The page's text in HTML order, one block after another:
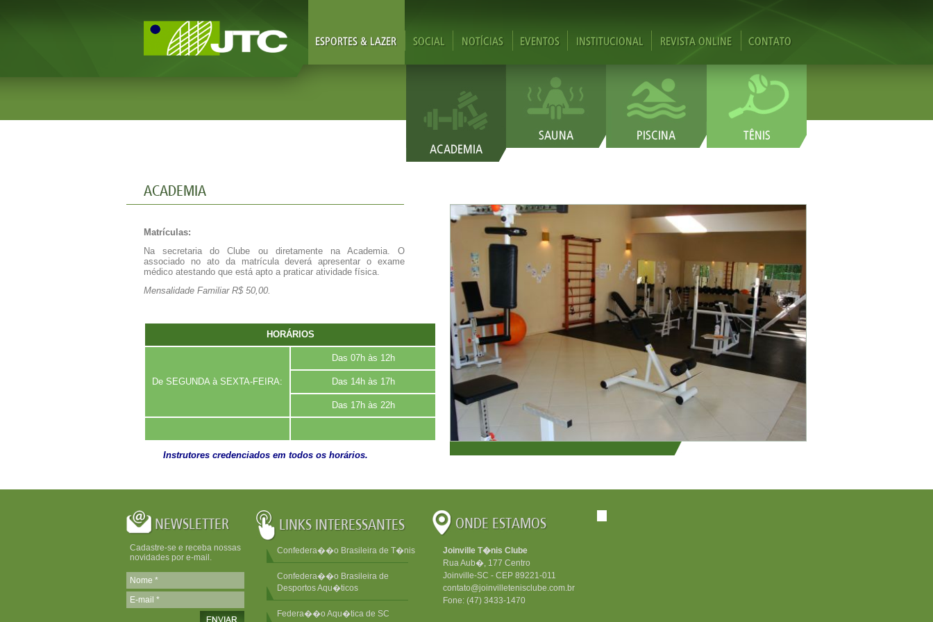
Matrículas:
Na secretaria do Clube ou diretamente na Academia. O
associado no ato da matrícula deverá apresentar o exame
médico atestando que está apto a praticar atividade física.
Mensalidade Familiar R$ 50,00.
HORÁRIOS
De SEGUNDA à SEXTA-FEIRA:
Das 07h às 12h
Das 14h às 17h
Das 17h às 22h
Instrutores credenciados em todos os horários.
Cadastre-se e receba nossas
novidades por e-mail.
Confedera��o Brasileira de T�nis
Confedera��o Brasileira de
Desportos Aqu�ticos
Federa��o Aqu�tica de SC
Joinville T�nis Clube
Rua Aub�, 177 Centro
Joinville-SC - CEP 89221-011
contato@joinvilletenisclube.com.br
Fone: (47) 3433-1470